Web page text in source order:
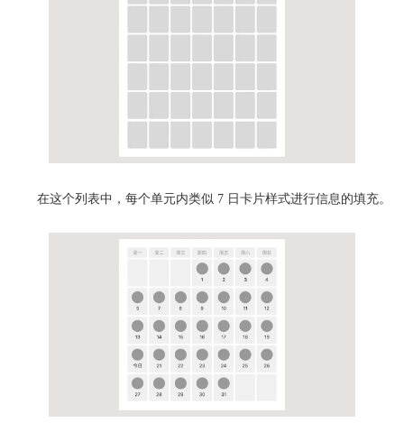
在这个列表中，每个单元内类似 7 日卡片样式进行信息的填充。